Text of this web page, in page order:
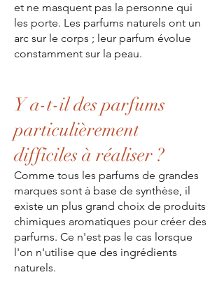
et ne masquent pas la personne qui
les porte. Les parfums naturels ont un
arc sur le corps ; leur parfum évolue
constamment sur la peau.
Y a-t-il des parfums
particulièrement
difficiles à réaliser ?
Comme tous les parfums de grandes
marques sont à base de synthèse, il
existe un plus grand choix de produits
chimiques aromatiques pour créer des
parfums. Ce n'est pas le cas lorsque
l'on n'utilise que des ingrédients
naturels.